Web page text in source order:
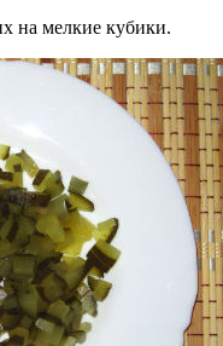
на мелкие кубики.